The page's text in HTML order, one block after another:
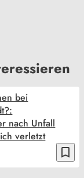
bookmark_border
bei
nach Unfall
verletzt